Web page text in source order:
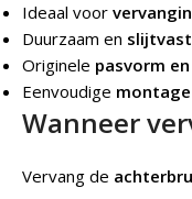
Ideaal voor
Duurzaam en
Originele pasvorm
Eenvoudige montage
Wanneer
Vervang de